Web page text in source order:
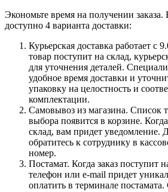
Экономьте время на получении заказа.
доступно 4 варианта доставки:
Курьерская доставка работает с
товар поступит на склад,
для уточнения деталей.
удобное время доставки и
упаковку на целостность и
комплектации.
Самовывоз из магазина. Список
выбора появится в корзине.
склад, вам придет уведомление.
обратитесь к сотруднику в
номер.
Постамат. Когда заказ поступит
телефон или e-mail придет
оплатить в терминале